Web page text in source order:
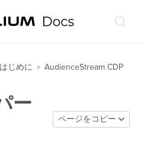
はじめに > AudienceStream CDP
ー
ページをコピー